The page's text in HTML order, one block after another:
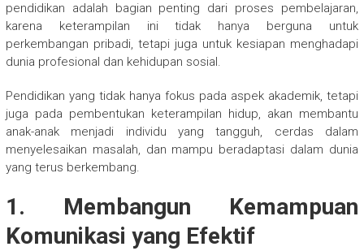
pendidikan adalah bagian penting dari proses pembelajaran,
karena keterampilan ini tidak hanya berguna untuk
perkembangan pribadi, tetapi juga untuk kesiapan menghadapi
dunia profesional dan kehidupan sosial.
Pendidikan yang tidak hanya fokus pada aspek akademik, tetapi
juga pada pembentukan keterampilan hidup, akan membantu
anak-anak menjadi individu yang tangguh, cerdas dalam
menyelesaikan masalah, dan mampu beradaptasi dalam dunia
yang terus berkembang.
1. Membangun Kemampuan
Komunikasi yang Efektif